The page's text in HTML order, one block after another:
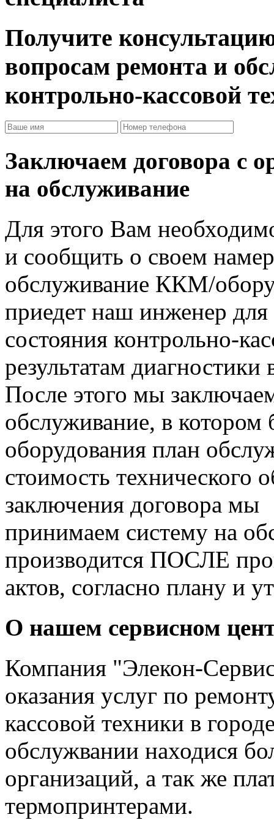
Получите
вопросам ремонта и
контрольно-кассовой
Заключаем договора с
на обслуживание
Для этого Вам
и сообщить о своем
обслуживание ККМ/
приедет наш инженер
состояния контрольно-
результатам
После этого мы
обслуживание, в котором
оборудования план
стоимость технического
заключения договора мы
принимаем систему на
производится ПОСЛЕ
актов, согласно плану и
О нашем сервисном
Компания "Элекон-
оказания услуг по
кассовой техники в
обслужвании находися
организаций, а так же
термопринтерами.